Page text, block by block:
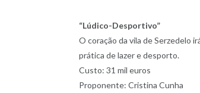
“Lúdico-Desportivo”
O coração da vila de Serzedelo
prática de lazer e desporto.
Custo: 31 mil euros
Proponente: Cristina Cunha